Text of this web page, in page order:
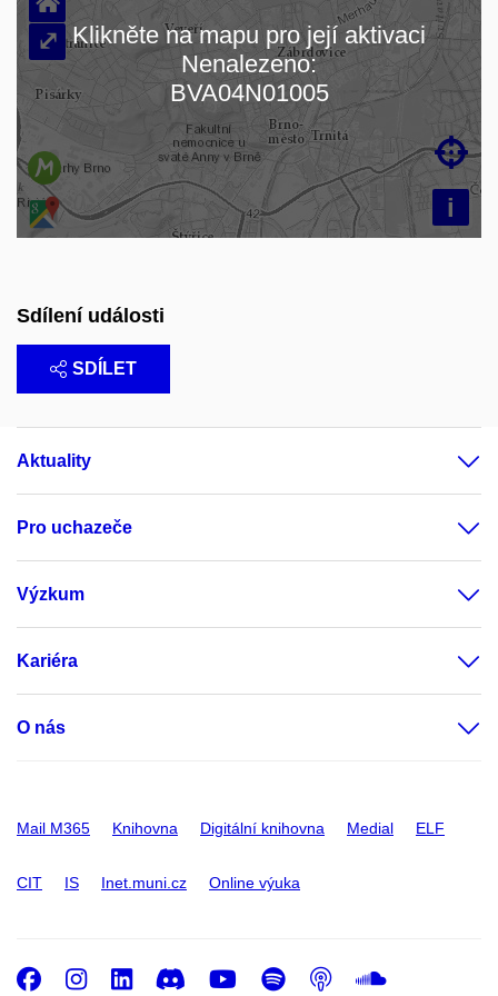
Načítám mapu…
i

⤢ Klikněte na mapu pro její aktivaci
Nenalezeno:
BVA04N01005
Sdílení události
SDÍLET
Aktuality
Pro uchazeče
Výzkum
Kariéra
O nás
Mail M365 Knihovna Digitální knihovna Medial ELF
CIT IS Inet.muni.cz Online výuka
Facebook
Instagram
LinkedIn
DiscordYoutube
Spotify
Podcast